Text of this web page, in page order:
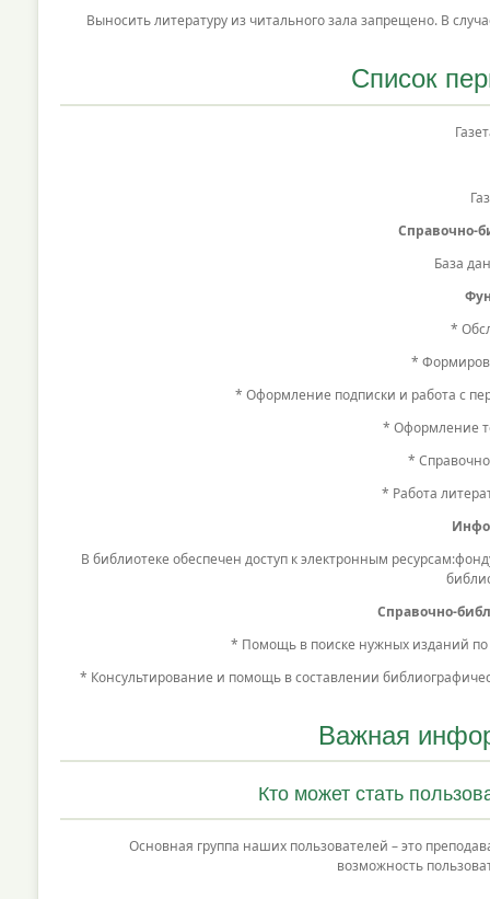
Выносить литературу из читального зала запрещено. В
Список
Справочно-
База
*
*
* Оформление подписки и работа с
* Оформление
*
* Работа
В библиотеке обеспечен доступ к электронным
Справочно-
* Помощь в поиске нужных изданий по
* Консультирование и помощь в составлении
Важная
Кто может стать
Основная группа наших пользователей – это
возможность